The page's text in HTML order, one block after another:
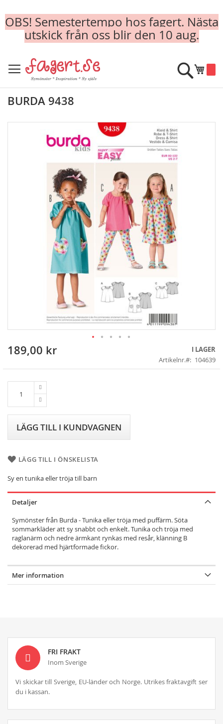
OBS! Semestertempo hos fagert. Nästa
utskick från oss blir den 10 aug.
to
Content
Min
Sök
BURDA 9438
Skip
the
189,00 kr
I LAGER
Artikelnr.
104639
LÄGG TILL I KUNDVAGNEN
LÄGG TILL I ÖNSKELISTA
Sy en tunika eller tröja till barn
Detaljer
Symönster från Burda - Tunika eller tröja med puffärm. Söta
sommarkläder att sy snabbt och enkelt. Tunika och tröja med
raglanärm och nedre ärmkant rynkas med resår, klänning B
dekorerad med hjärtformade fickor.
Mer information
FRI FRAKT
Inom Sverige
Vi skickar till Sverige, EU-länder och Norge. Utrikes fraktavgift ser
du i kassan.